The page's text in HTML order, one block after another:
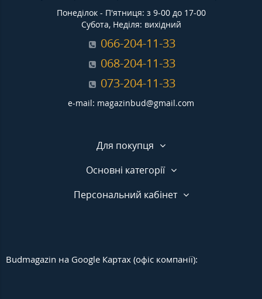
Понеділок - П'ятниця: з 9-00 до 17-00
Субота, Неділя: вихідний
066-204-11-33
068-204-11-33
073-204-11-33
e-mail: magazinbud@gmail.com
Для покупця
Основні категорії
Персональний кабінет
Budmagazin на Google Картах (офіс компанії):